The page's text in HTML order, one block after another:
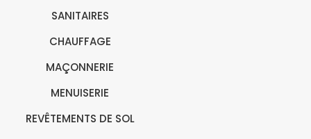
SANITAIRES
CHAUFFAGE
MAÇONNERIE
MENUISERIE
REVÊTEMENTS DE SOL